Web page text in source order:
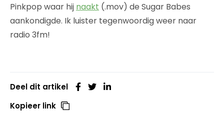
Pinkpop waar hij naakt (.mov) de Sugar Babes
aankondigde. Ik luister tegenwoordig weer naar
radio 3fm!
Deel dit artikel
Kopieer link